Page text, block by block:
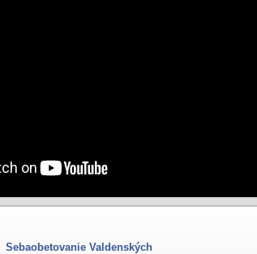
Sebaobetovanie Valdenských